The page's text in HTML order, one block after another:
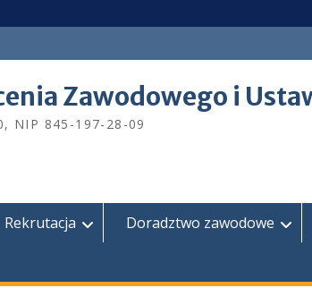
Zawodowego i
NIP 845-197-28-09
Rekrutacja Doradztwo zawodowe